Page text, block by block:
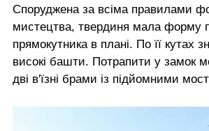
Споруджена за всіма правилами
мистецтва, твердиня мала форму
прямокутника в плані. По її кутах
високі башти. Потрапити у замок
дві в'їзні брами із підйомними